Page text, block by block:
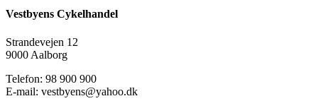
Vestbyens Cykelhandel
Strandevejen 12
9000 Aalborg
Telefon: 98 900 900
E-mail: vestbyens@yahoo.dk